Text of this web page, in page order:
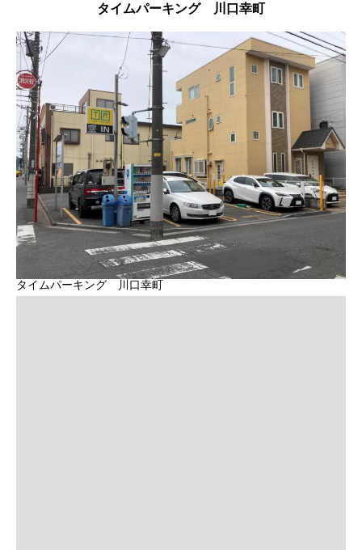
タイムパーキング 川口幸町
タイムパーキング 川口幸町